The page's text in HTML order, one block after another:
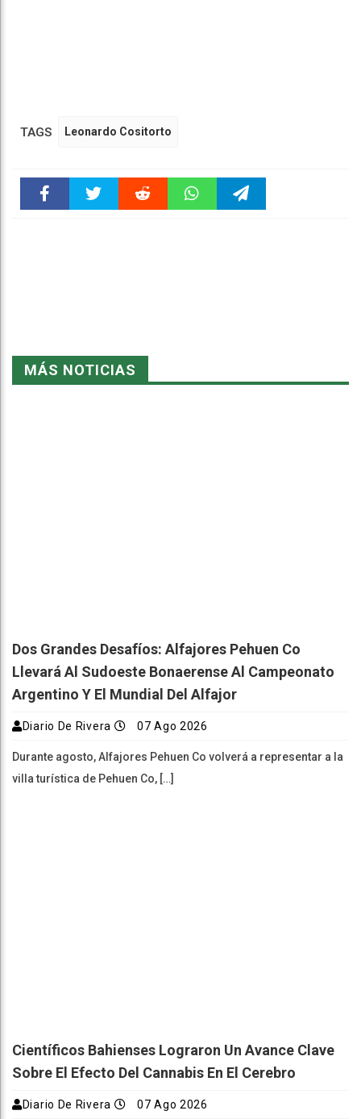
TAGS Leonardo Cositorto
MÁS NOTICIAS
Dos Grandes Desafíos: Alfajores Pehuen Co
Llevará Al Sudoeste Bonaerense Al Campeonato
Argentino Y El Mundial Del Alfajor
Diario De Rivera 07 Ago 2026
Durante agosto, Alfajores Pehuen Co volverá a representar a la
villa turística de Pehuen Co, […]
Científicos Bahienses Lograron Un Avance Clave
Sobre El Efecto Del Cannabis En El Cerebro
Diario De Rivera 07 Ago 2026